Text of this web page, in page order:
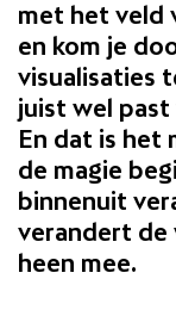
met het veld
en kom je
visualisaties
juist wel past
En dat is het
de magie
binnenuit
verandert de
heen mee.